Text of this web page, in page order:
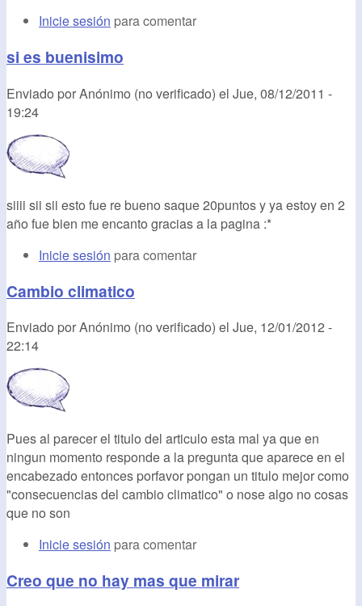
Inicie sesión para comentar
si es buenisimo
Enviado porAnónimo (no verificado) el Jue, 08/12/2011 -
19:24
siiii sii sii esto fue re bueno saque 20puntos y ya estoy en 2
año fue bien me encanto gracias a la pagina :*
Inicie sesión para comentar
Cambio climatico
Enviado porAnónimo (no verificado) el Jue, 12/01/2012 -
22:14
Pues al parecer el titulo del articulo esta mal ya que en
ningun momento responde a la pregunta que aparece en el
encabezado entonces porfavor pongan un titulo mejor como
"consecuencias del cambio climatico" o nose algo no cosas
que no son
Inicie sesión para comentar
Creo que no hay mas que mirar